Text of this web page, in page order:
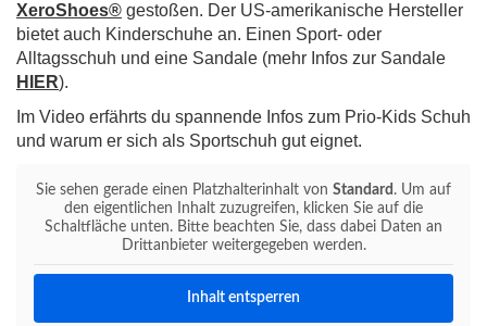
XeroShoes® gestoßen. Der US-amerikanische Hersteller
bietet auch Kinderschuhe an. Einen Sport- oder
Alltagsschuh und eine Sandale (mehr Infos zur Sandale
HIER).
Im Video erfährts du spannende Infos zum Prio-Kids Schuh
und warum er sich als Sportschuh gut eignet.
Sie sehen gerade einen Platzhalterinhalt von Standard . Um auf
den eigentlichen Inhalt zuzugreifen, klicken Sie auf die
Schaltfläche unten. Bitte beachten Sie, dass dabei Daten an
Drittanbieter weitergegeben werden.
Inhalt entsperren